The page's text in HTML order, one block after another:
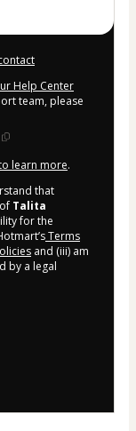
Help Center
team, please
learn more.
that
Talita
for the
Terms
and (iii) am
by a legal